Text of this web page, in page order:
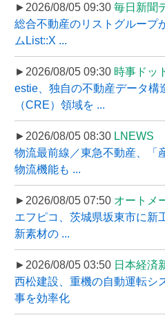
►2026/08/05 09:30 毎日新聞
総合不動産のリストグループ
ムList::X ...
►2026/08/05 09:30 時事ドッ
estie、独自の不動産データ構
（CRE）領域を ...
►2026/08/05 08:30 LNEWS
物流最前線／東急不動産、「
物流機能も ...
►2026/08/05 07:50 オートメ
エフピコ、茨城県坂東市に新
新素材の ...
►2026/08/05 03:50 日本経済
西松建設、重機の自動運転シ
事を効率化